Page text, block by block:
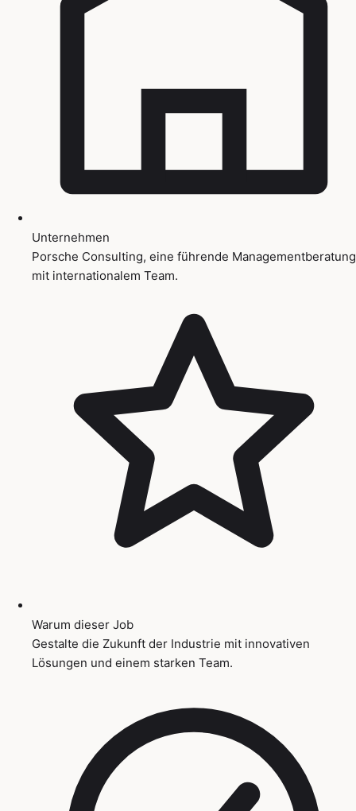
Unternehmen
Porsche Consulting, eine führende Managementberatung
mit internationalem Team.
Warum dieser Job
Gestalte die Zukunft der Industrie mit innovativen
Lösungen und einem starken Team.